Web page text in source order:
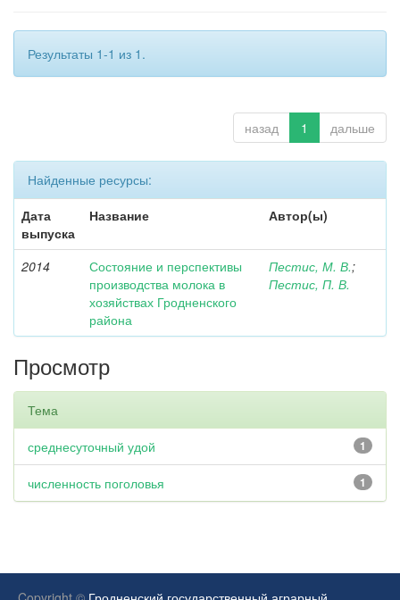
Результаты 1-1 из 1.
назад 1 дальше
Найденные ресурсы:
Дата
выпуска
Название Автор(ы)
2014
Состояние и перспективы
производства молока в
хозяйствах Гродненского
района
Пестис, М. В.;
Пестис, П. В.
Просмотр
Тема
1
среднесуточный удой
1
численность поголовья